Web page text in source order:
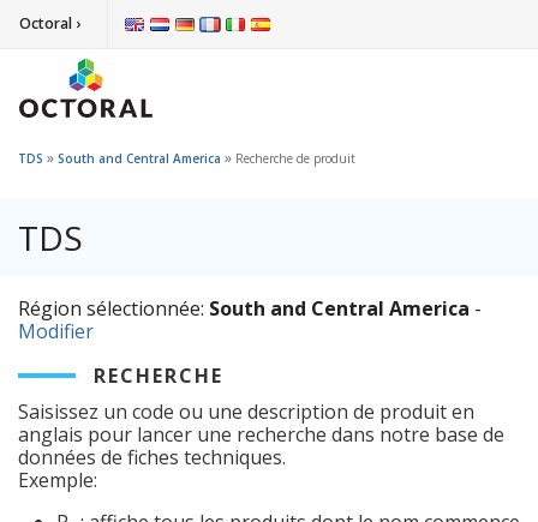
Octoral ›
TDS » South and Central America » Recherche de produit
TDS
Région sélectionnée: South and Central America -
Modifier
RECHERCHE
Saisissez un code ou une description de produit en
anglais pour lancer une recherche dans notre base de
données de fiches techniques.
Exemple: